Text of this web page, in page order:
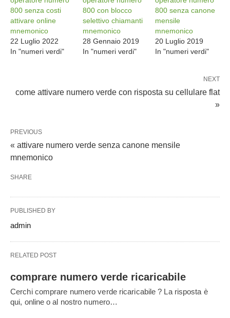
800 senza costi
attivare online
mnemonico
22 Luglio 2022
In "numeri verdi"
800 con blocco
selettivo chiamanti
mnemonico
28 Gennaio 2019
In "numeri verdi"
800 senza canone
mensile
mnemonico
20 Luglio 2019
In "numeri verdi"
NEXT
come attivare numero verde con risposta su cellulare flat
»
PREVIOUS
« attivare numero verde senza canone mensile
mnemonico
SHARE
PUBLISHED BY
admin
RELATED POST
comprare numero verde ricaricabile
Cerchi comprare numero verde ricaricabile ? La risposta è
qui, online o al nostro numero…